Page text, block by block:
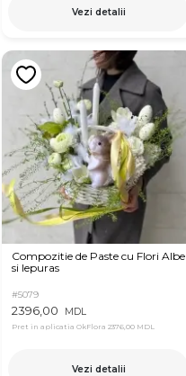
Vezi detalii
Compozitie de Paste cu Flori Albe
si Iepuras
#5079
2396,00 MDL
Pret in aplicatia OkFlora 2376,00 MDL
Vezi detalii